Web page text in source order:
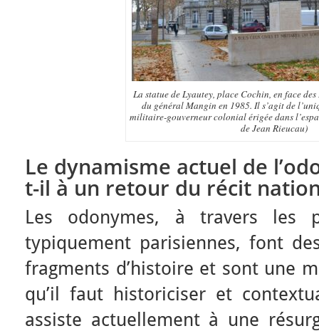
La statue de Lyautey, place Cochin, en face
du général Mangin en 1985. Il s’agit de
militaire-gouverneur colonial érigée dans
de Jean Rieucau)
Le dynamisme actuel de
t-il à un retour du récit
Les odonymes, à travers les
typiquement parisiennes, font
fragments d’histoire et sont une
qu’il faut historiciser et
assiste actuellement à une